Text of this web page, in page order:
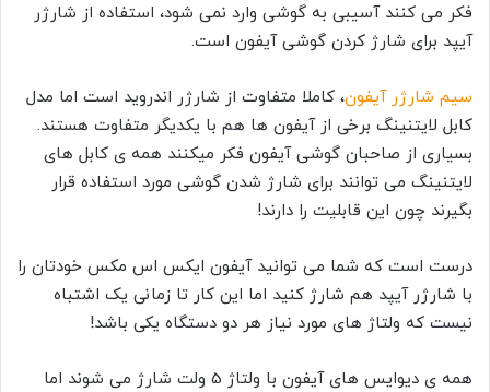
فکر می کنند آسیبی به گوشی وارد نمی شود، استفاده از شارژر
آیپد برای شارژ کردن گوشی آیفون است.
سیم شارژر آیفون، کاملا متفاوت از شارژر اندروید است اما مدل
کابل لایتنینگ برخی از آیفون ها هم با یکدیگر متفاوت هستند.
بسیاری از صاحبان گوشی آیفون فکر میکنند همه ی کابل های
لایتنینگ می توانند برای شارژ شدن گوشی مورد استفاده قرار
بگیرند چون این قابلیت را دارند!
درست است که شما می توانید آیفون ایکس اس مکس خودتان را
با شارژر آیپد هم شارژ کنید اما این کار تا زمانی یک اشتباه
نیست که ولتاژ های مورد نیاز هر دو دستگاه یکی باشد!
همه ی دیوایس های آیفون با ولتاژ 5 ولت شارژ می شوند اما